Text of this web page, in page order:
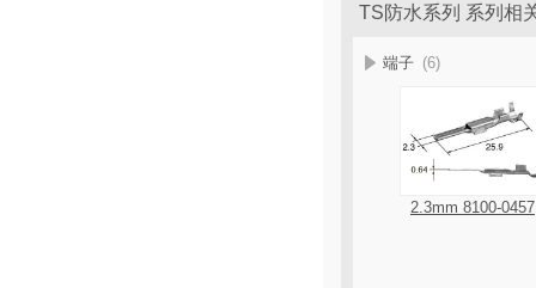
TS防水系列 系列相
端子 (6)
2.3mm 8100-0457